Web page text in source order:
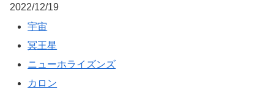
2022/12/19
宇宙
冥王星
ニューホライズンズ
カロン